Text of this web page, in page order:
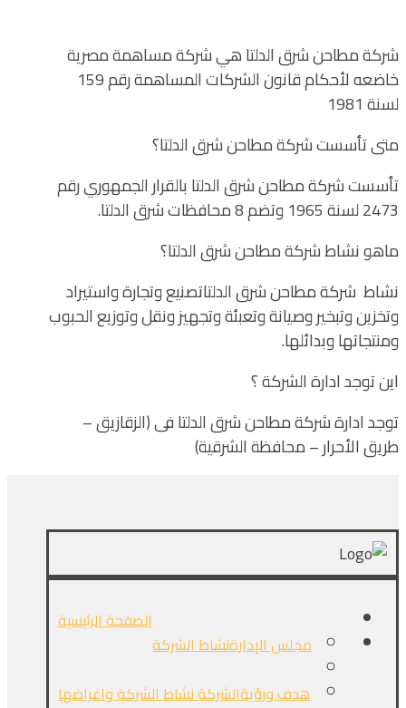
شركة مطاحن شرق الدلتا هي شركة مساهمة مصرية
خاضعه لأحكام قانون الشركات المساهمة رقم 159
لسنة 1981
متى تأسست شركة مطاحن شرق الدلتا؟
تأسست شركة مطاحن شرق الدلتا بالقرار الجمهوري رقم
2473 لسنة 1965 وتضم 8 محافظات شرق الدلتا.
ماهو نشاط شركة مطاحن شرق الدلتا؟
نشاط شركة مطاحن شرق الدلتاتصنيع وتجارة واستيراد
وتخزين وتبخير وصيانة وتعبئة وتجهيز ونقل وتوزيع الحبوب
ومنتجاتها وبدائلها.
اين توجد ادارة الشركة ؟
توجد ادارة شركة مطاحن شرق الدلتا فى (الزقازيق –
طريق الأحرار – محافظة الشرقية)
الصفحة الرئيسية
نشاط الشركةمجلس الإدارة
نشاط الشركة واغراضهاهدف ورؤيةالشركة